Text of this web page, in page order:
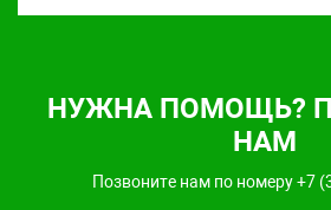
НУЖНА ПОМОЩЬ?
НАМ
Позвоните нам по номеру +7